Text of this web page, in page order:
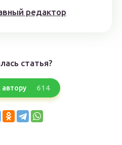
редактор
статья?
614